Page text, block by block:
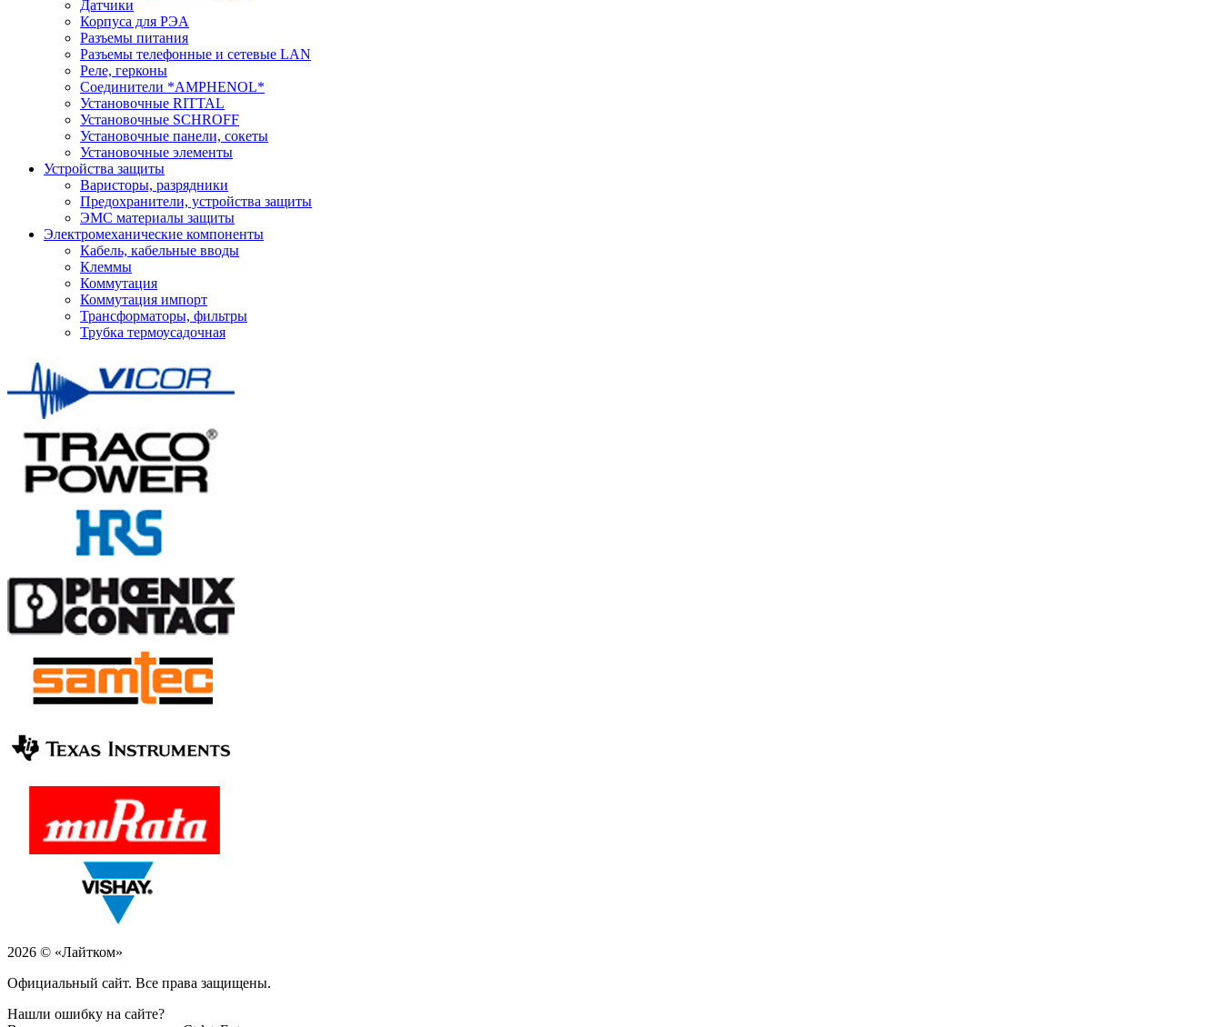
Датчики
Корпуса для РЭА
Разъемы питания
Разъемы телефонные и сетевые LAN
Реле, герконы
Соединители *AMPHENOL*
Установочные RITTAL
Установочные SCHROFF
Установочные панели, сокеты
Установочные элементы
Устройства защиты
Варисторы, разрядники
Предохранители, устройства защиты
ЭМС материалы защиты
Электромеханические компоненты
Кабель, кабельные вводы
Клеммы
Коммутация
Коммутация импорт
Трансформаторы, фильтры
Трубка термоусадочная
2026 © «Лайтком»
Официальный сайт. Все права защищены.
Нашли ошибку на сайте?